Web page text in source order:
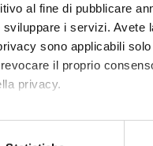
al fine di pubblicare
i servizi. Avete
sono applicabili
il proprio
privacy.